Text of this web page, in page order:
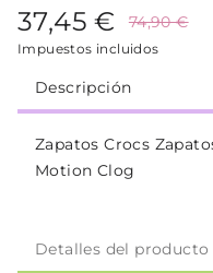
37,45 € 74,90 €
Impuestos incluidos
Descripción
Zapatos Crocs
Motion Clog
Detalles del producto